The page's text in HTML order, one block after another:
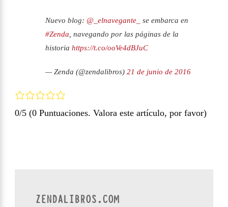
Nuevo blog: @_elnavegante_
se embarca en
#Zenda , navegando por las páginas de la
historia https://t.co/ooVe4dBJuC
— Zenda (@zendalibros) 21 de junio de 2016
0/5 (0 Puntuaciones. Valora este artículo, por favor)
ZENDALIBROS.COM